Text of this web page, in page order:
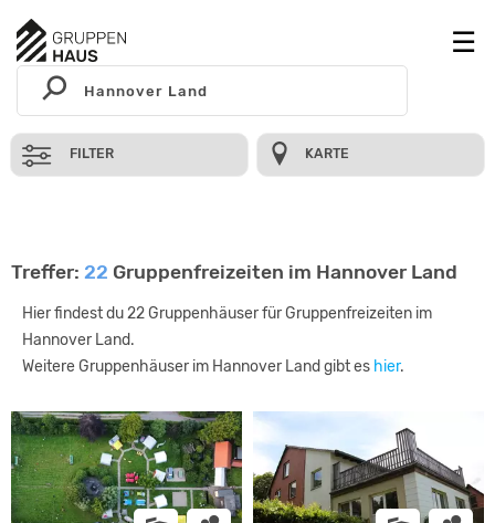
FILTER KARTE
Treffer: 22 Gruppenfreizeiten im Hannover Land
Hier findest du 22 Gruppenhäuser für Gruppenfreizeiten im
Hannover Land.
Weitere Gruppenhäuser im Hannover Land gibt es hier.